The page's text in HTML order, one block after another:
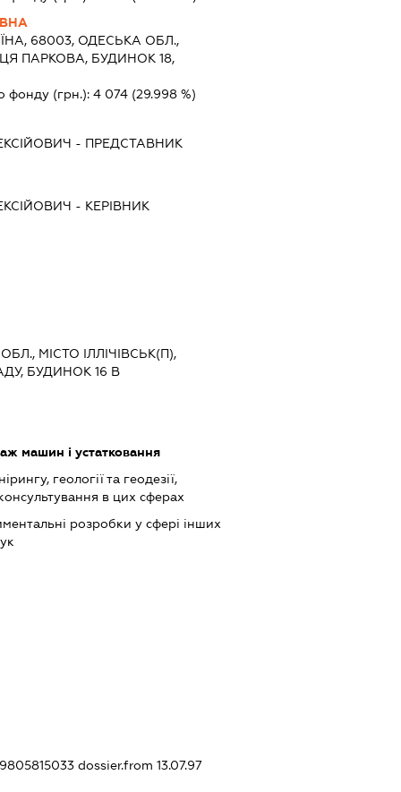
68003, ОДЕСЬКА ОБЛ.,
ПАРКОВА, БУДИНОК 18,
фонду (грн.):4 074 (29.998 %)
- ПРЕДСТАВНИК
- КЕРІВНИК
МІСТО ІЛЛІЧІВСЬК(П),
БУДИНОК 16 В
машин і устатковання
геології та геодезії,
в цих сферах
розробки у сфері інших
dossier.from 13.07.97